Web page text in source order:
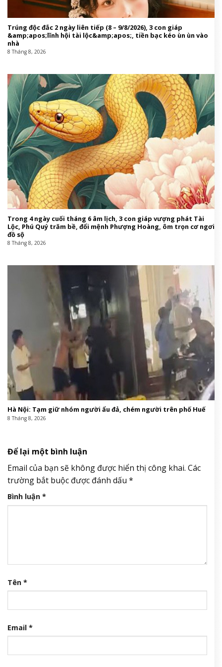
Trúng độc đắc 2 ngày liên tiếp (8 – 9/8/2026), 3 con giáp
&amp;apos;lĩnh hội tài lộc&amp;apos;, tiền bạc kéo ùn ùn vào
nhà
8 Tháng 8, 2026
Trong 4 ngày cuối tháng 6 âm lịch, 3 con giáp vượng phát Tài
Lộc, Phú Quý trăm bề, đổi mệnh Phượng Hoàng, ôm trọn cơ ngơi
đồ sộ
8 Tháng 8, 2026
Hà Nội: Tạm giữ nhóm người ẩu đả, chém người trên phố Huế
8 Tháng 8, 2026
Để lại một bình luận
Email của bạn sẽ không được hiển thị công khai. Các
trường bắt buộc được đánh dấu *
Bình luận *
Tên *
Email *